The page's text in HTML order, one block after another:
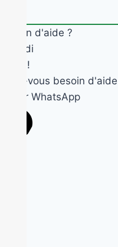
Besoin d'aide ?
Okandi
Salut !
Avez-vous besoin
Ouvrir WhatsApp